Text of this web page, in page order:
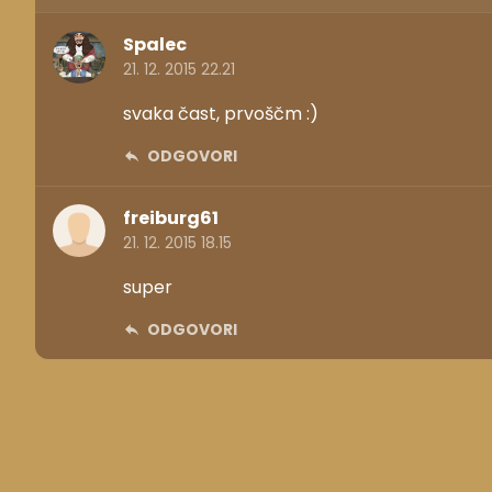
Spalec
21. 12. 2015 22.21
svaka čast, prvoščm :)
ODGOVORI
freiburg61
21. 12. 2015 18.15
super
ODGOVORI